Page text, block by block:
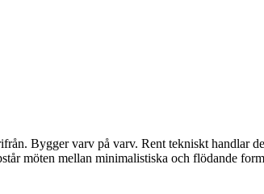
Bygger varv på varv. Rent tekniskt handlar
möten mellan minimalistiska och flödande